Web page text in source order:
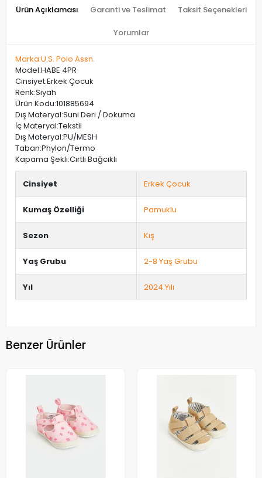
Ürün Açıklaması Garanti ve Teslimat Taksit Seçenekleri
Yorumlar
Marka:U.S. Polo Assn.
Model:HABE 4PR
Cinsiyet:Erkek Çocuk
Renk:Siyah
Ürün Kodu:101885694
Dış Materyal:Suni Deri / Dokuma
İç Materyal:Tekstil
Dış Materyal:PU/MESH
Taban:Phylon/Termo
Kapama Şekli:Cırtlı Bağcıklı
Cinsiyet Erkek Çocuk
Kumaş Özelliği Pamuklu
Sezon Kış
Yaş Grubu 2-8 Yaş Grubu
Yıl 2024 Yılı
Benzer Ürünler